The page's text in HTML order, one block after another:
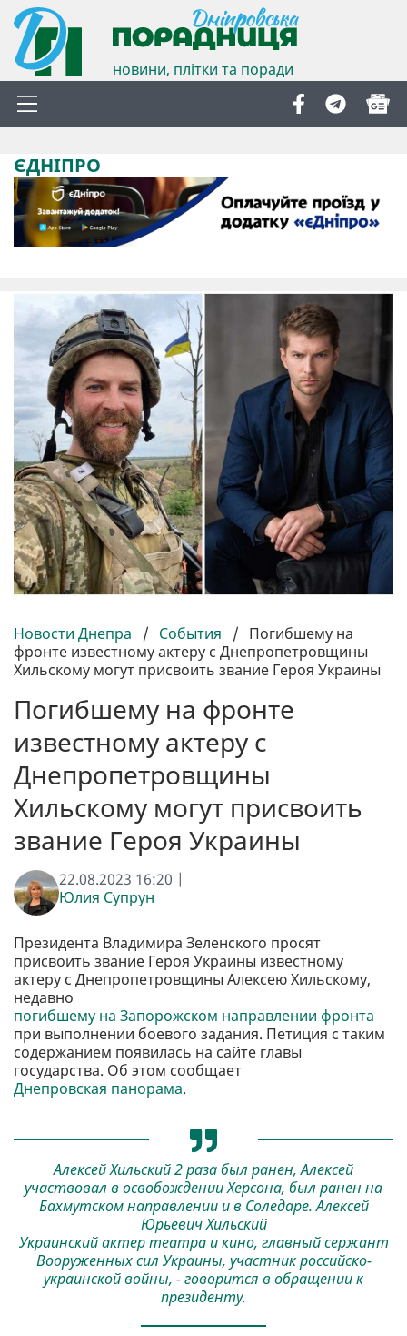
новини, плітки та поради
ЄДНІПРО
Новости Днепра / События / Погибшему на
фронте известному актеру с Днепропетровщины
Хильскому могут присвоить звание Героя Украины
Погибшему на фронте
известному актеру с
Днепропетровщины
Хильскому могут присвоить
звание Героя Украины
22.08.2023 16:20 |
Юлия Супрун
Президента Владимира Зеленского просят
присвоить звание Героя Украины известному
актеру с Днепропетровщины Алексею Хильскому,
недавно
погибшему на Запорожском направлении фронта
при выполнении боевого задания. Петиция с таким
содержанием появилась на сайте главы
государства. Об этом сообщает
Днепровская панорама.
Алексей Хильский 2 раза был ранен, Алексей
участвовал в освобождении Херсона, был ранен на
Бахмутском направлении и в Соледаре. Алексей
Юрьевич Хильский
Украинский актер театра и кино, главный сержант
Вооруженных сил Украины, участник российско-
украинской войны, - говорится в обращении к
президенту.